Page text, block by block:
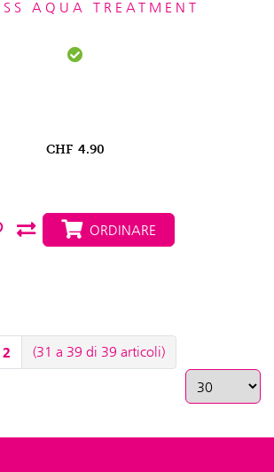
AQUA TREATMENT
CHF 4.90
ORDINARE
2 (31 a 39 di 39 articoli)